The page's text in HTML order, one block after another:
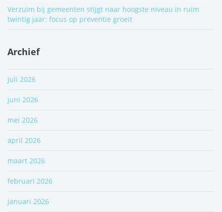
Verzuim bij gemeenten stijgt naar hoogste niveau in ruim
twintig jaar: focus op preventie groeit
Archief
juli 2026
juni 2026
mei 2026
april 2026
maart 2026
februari 2026
januari 2026